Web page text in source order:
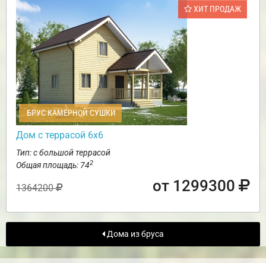
ХИТ ПРОДАЖ
БРУС КАМЕРНОЙ СУШКИ
Дом с террасой 6х6
Тип: с большой террасой
Общая площадь: 742
1364200 от 1299300
Дома из бруса